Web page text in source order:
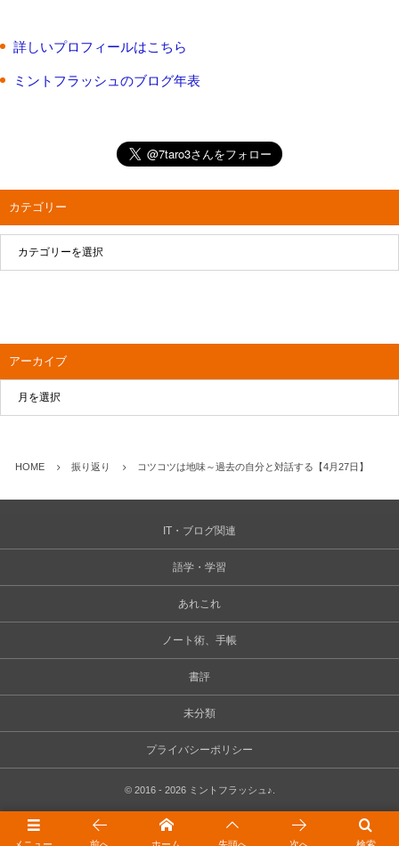
詳しいプロフィールはこちら
ミントフラッシュのブログ年表
カテゴリー
アーカイブ
HOME 振り返り コツコツは地味～過去の自分と対話する【4月27日】
IT・ブログ関連
語学・学習
あれこれ
ノート術、手帳
書評
未分類
プライバシーポリシー
© 2016 - 2026 ミントフラッシュ♪